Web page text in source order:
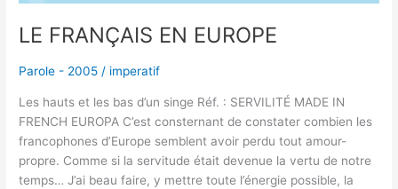
LE FRANÇAIS EN EUROPE
Parole - 2005 / imperatif
Les hauts et les bas d’un singe Réf. : SERVILITÉ MADE IN
FRENCH EUROPA C’est consternant de constater combien les
francophones d’Europe semblent avoir perdu tout amour-
propre. Comme si la servitude était devenue la vertu de notre
temps… J’ai beau faire, y mettre toute l’énergie possible, la